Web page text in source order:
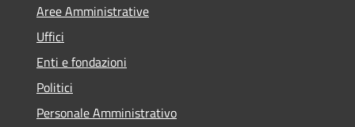
Aree Amministrative
Uffici
Enti e fondazioni
Politici
Personale Amministrativo